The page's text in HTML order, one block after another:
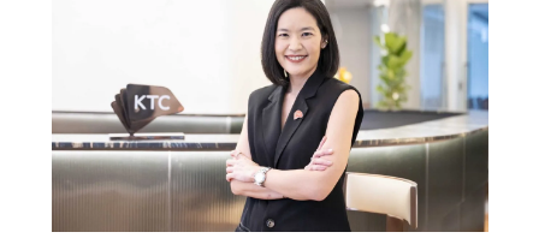
10 ประเภทเทรนด์ดิจิทัล-ไลฟ์สไตล์-สุขภาพ มาแรง